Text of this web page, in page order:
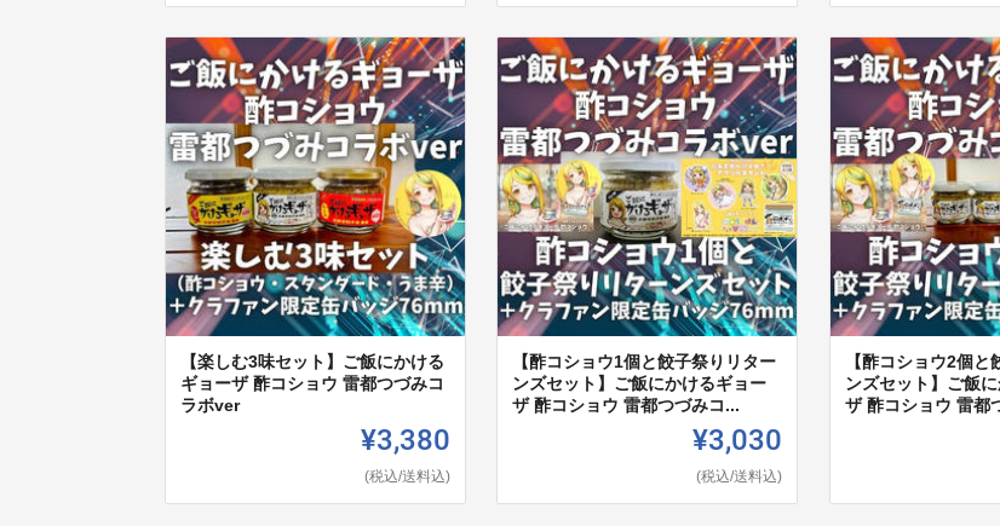
【楽しむ3味セット】ご飯にかける
ギョーザ 酢コショウ 雷都つづみコ
ラボver
¥3,380
(税込/送料込)
【酢コショウ1個と餃子祭りリター
ンズセット】ご飯にかけるギョー
ザ 酢コショウ 雷都つづみコ...
¥3,030
(税込/送料込)
【酢コショウ2個と
ンズセット】ご飯
ザ 酢コショウ 雷都